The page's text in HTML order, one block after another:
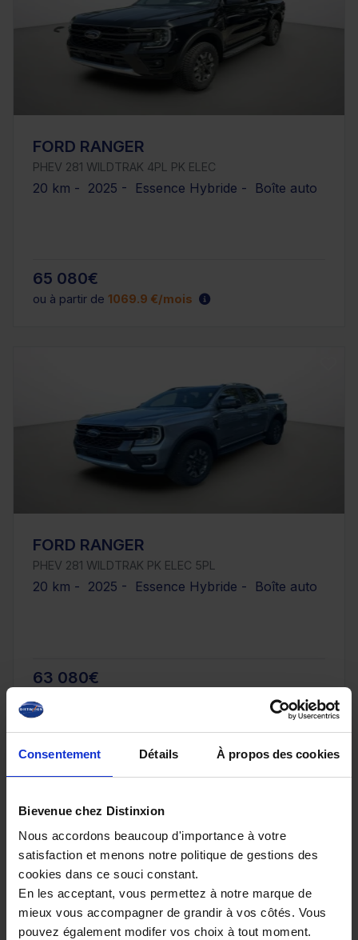
Consentement Détails À propos des cookies
Bievenue chez Distinxion
Nous accordons beaucoup d'importance à votre
satisfaction et menons notre politique de gestions des
cookies dans ce souci constant.
En les acceptant, vous permettez à notre marque de
mieux vous accompagner de grandir à vos côtés. Vous
pouvez également modifer vos choix à tout moment.
FORD RANGER
PHEV 281 WILDTRAK 4PL PK ELEC
20 km - 2025 - Essence Hybride - Boîte auto
65 080€
ou à partir de 1069.9 €/mois
FORD RANGER
PHEV 281 WILDTRAK PK ELEC 5PL
20 km - 2025 - Essence Hybride - Boîte auto
63 080€
ou à partir de